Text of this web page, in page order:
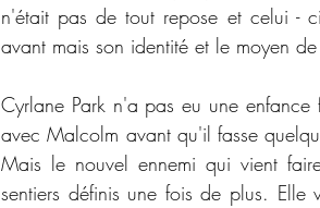
n'était pas de tout repose et celui -
avant mais son identité et le moyen
Cyrlane Park n'a pas eu une
avec Malcolm avant qu'il fasse
Mais le nouvel ennemi qui vient
sentiers définis une fois de plus.